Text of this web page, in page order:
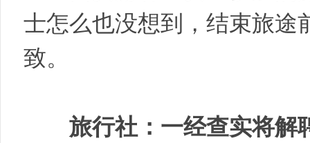
士怎么也没想到，结束旅途
致。
旅行社：一经查实将解